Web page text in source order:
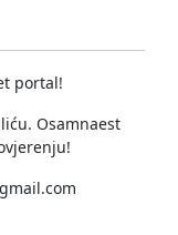
Osamnaest